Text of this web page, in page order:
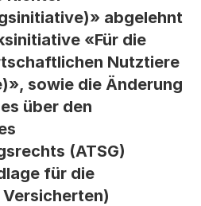
abgelehnt
«Für die
Nutztiere
sowie die Änderung
über den
(ATSG)
für die